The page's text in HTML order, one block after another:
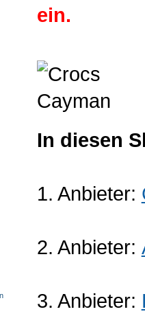
ein.
In diesen
1. Anbieter:
2. Anbieter:
3. Anbieter: